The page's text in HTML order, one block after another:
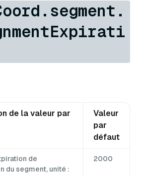
de la valeur par
Valeur
par
défaut
de
du segment, unité :
2000